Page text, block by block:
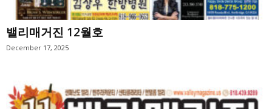
밸리매거진 12월호
December 17, 2025